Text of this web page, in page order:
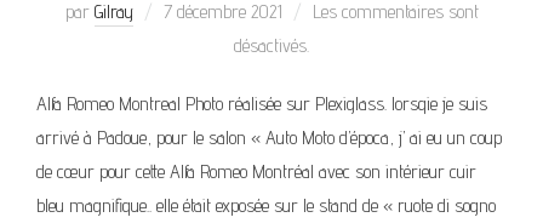
par Gilray 7 décembre 2021
Les commentaires sont
désactivés.
Alfa Romeo Montreal Photo réalisée sur Plexiglass. lorsqie je suis
arrivé à Padoue, pour le salon « Auto Moto d’época, j’ ai eu un coup
de cœur pour cette Alfa Romeo Montréal avec son intérieur cuir
bleu magnifique.. elle était exposée sur le stand de « ruote di sogno